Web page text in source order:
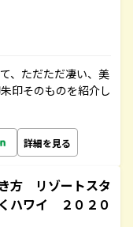
、ただただ凄い、美
印そのものを紹介し
詳細を見る
方 リゾートスタ
ハワイ ２０２０